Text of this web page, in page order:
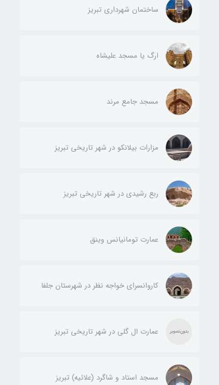
ساختمان شهرداری تبریز
ارگ یا مسجد علیشاه
مسجد جامع مرند
مزارات بیلانکو در شهر تاریخی تبریز
ربع رشیدی در شهر تاریخی تبریز
عمارت تومانیانس وینق
کاروانسرای خواجه نظر در شهرستان جلفا
عمارت ال گلی در شهر تاریخی تبریز
مسجد استاد و شاگرد (علائیه) تبریز